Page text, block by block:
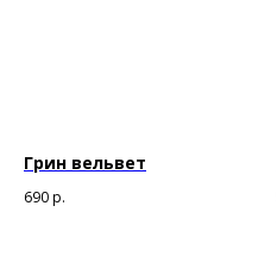
Грин вельвет
690р.